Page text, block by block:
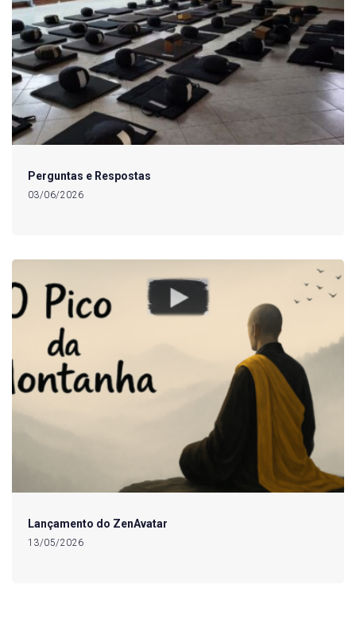
Perguntas e Respostas
03/06/2026
Lançamento do ZenAvatar
13/05/2026